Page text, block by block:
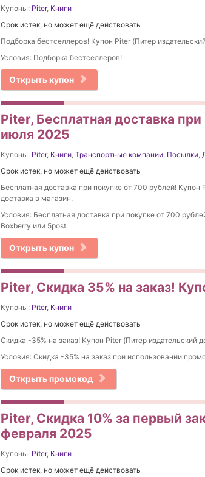
Купоны: Piter, Книги
Срок истек, но может ещё действовать
Подборка бестселлеров! Купон Piter (Питер
Условия: Подборка бестселлеров!
Открыть купон
Piter, Бесплатная доставка
июля 2025
Купоны: Piter, Книги, Транспортные компании, Посылки,
Срок истек, но может ещё действовать
Бесплатная доставка при покупке от 700 рублей! Купон
доставка в магазин.
Условия: Бесплатная доставка при покупке от 700
Boxberry или 5post.
Открыть купон
Piter, Скидка 35% на заказ!
Купоны: Piter, Книги
Срок истек, но может ещё действовать
Скидка -35% на заказ! Купон Piter (Питер издательский
Условия: Скидка -35% на заказ при использовании
Открыть промокод
Piter, Скидка 10% за первый
февраля 2025
Купоны: Piter, Книги
Срок истек, но может ещё действовать